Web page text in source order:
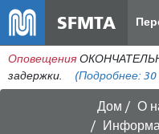
SFMTA
Оповещения
задержки.
(Подробнее: 30
Дом О